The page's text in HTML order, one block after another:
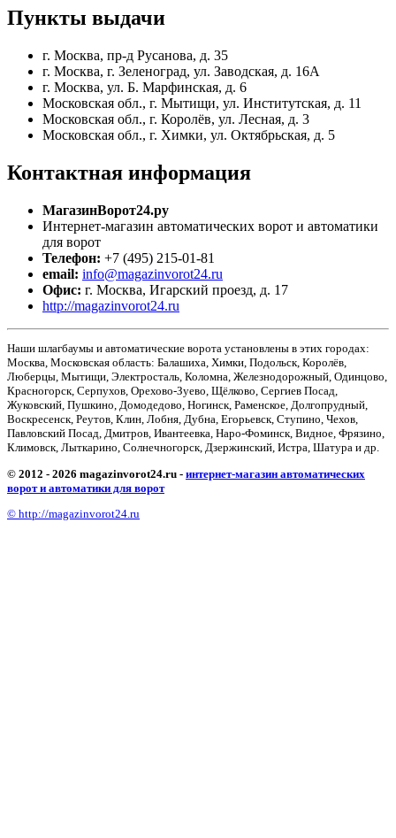
Пункты выдачи
г. Москва, пр-д Русанова, д. 35
г. Москва, г. Зеленоград, ул. Заводская, д. 16А
г. Москва, ул. Б. Марфинская, д. 6
Московская обл., г. Мытищи, ул. Институтская, д. 11
Московская обл., г. Королёв, ул. Лесная, д. 3
Московская обл., г. Химки, ул. Октябрьская, д. 5
Контактная информация
МагазинВорот24.ру
Интернет-магазин автоматических ворот и автоматики
для ворот
Телефон: +7 (495) 215-01-81
email: info@magazinvorot24.ru
Офис: г. Москва, Игарский проезд, д. 17
http://magazinvorot24.ru
Наши шлагбаумы и автоматические ворота установлены в этих городах:
Москва, Московская область: Балашиха, Химки, Подольск, Королёв,
Люберцы, Мытищи, Электросталь, Коломна, Железнодорожный, Одинцово,
Красногорск, Серпухов, Орехово-Зуево, Щёлково, Сергиев Посад,
Жуковский, Пушкино, Домодедово, Ногинск, Раменское, Долгопрудный,
Воскресенск, Реутов, Клин, Лобня, Дубна, Егорьевск, Ступино, Чехов,
Павловский Посад, Дмитров, Ивантеевка, Наро-Фоминск, Видное, Фрязино,
Климовск, Лыткарино, Солнечногорск, Дзержинский, Истра, Шатура и др.
© 2012 - 2026 magazinvorot24.ru - интернет-магазин автоматических
ворот и автоматики для ворот
© http://magazinvorot24.ru